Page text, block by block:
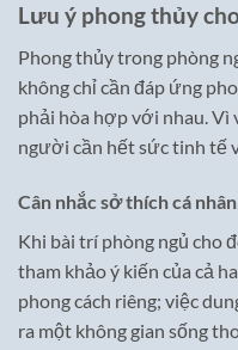
Lưu ý phong thủy
Phong thủy trong phòng
không chỉ cần đáp ứng
phải hòa hợp với nhau. Vì
người cần hết sức tinh tế
Cân nhắc sở thích cá nhân
Khi bài trí phòng ngủ cho
tham khảo ý kiến của cả
phong cách riêng; việc
ra một không gian sống